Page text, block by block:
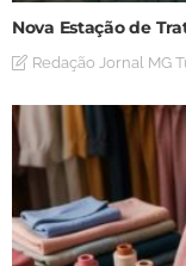
Nova Estação de
Redação Jornal MG